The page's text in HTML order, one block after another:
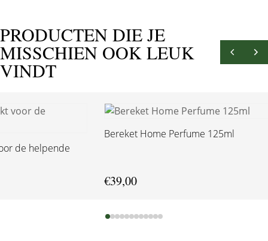
PRODUCTEN DIE JE
MISSCHIEN OOK LEUK
VINDT
Bereket Home Perfume 125ml
€39,00